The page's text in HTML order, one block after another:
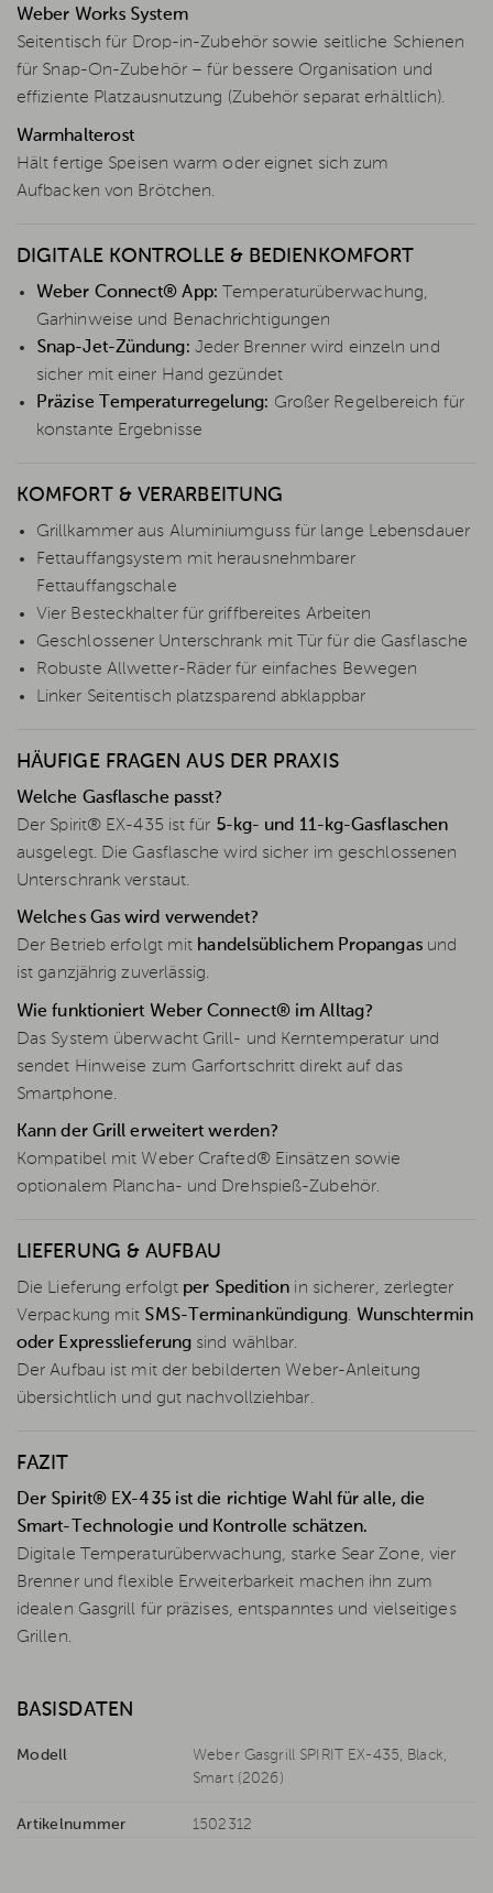
Weber Works System
Seitentisch für Drop-in-Zubehör sowie seitliche Schienen
für Snap-On-Zubehör – für bessere Organisation und
effiziente Platzausnutzung (Zubehör separat erhältlich).
Warmhalterost
Hält fertige Speisen warm oder eignet sich zum
Aufbacken von Brötchen.
DIGITALE KONTROLLE & BEDIENKOMFORT
Weber Connect® App: Temperaturüberwachung,
Garhinweise und Benachrichtigungen
Snap-Jet-Zündung: Jeder Brenner wird einzeln und
sicher mit einer Hand gezündet
Präzise Temperaturregelung: Großer Regelbereich für
konstante Ergebnisse
KOMFORT & VERARBEITUNG
Grillkammer aus Aluminiumguss für lange Lebensdauer
Fettauffangsystem mit herausnehmbarer
Fettauffangschale
Vier Besteckhalter für griffbereites Arbeiten
Geschlossener Unterschrank mit Tür für die Gasflasche
Robuste Allwetter-Räder für einfaches Bewegen
Linker Seitentisch platzsparend abklappbar
HÄUFIGE FRAGEN AUS DER PRAXIS
Welche Gasflasche passt?
Der Spirit® EX-435 ist für 5-kg- und 11-kg-Gasflaschen
ausgelegt. Die Gasflasche wird sicher im geschlossenen
Unterschrank verstaut.
Welches Gas wird verwendet?
Der Betrieb erfolgt mit handelsüblichem Propangasund
ist ganzjährig zuverlässig.
Wie funktioniert Weber Connect® im Alltag?
Das System überwacht Grill- und Kerntemperatur und
sendet Hinweise zum Garfortschritt direkt auf das
Smartphone.
Kann der Grill erweitert werden?
Kompatibel mit Weber Crafted® Einsätzen sowie
optionalem Plancha- und Drehspieß-Zubehör.
LIEFERUNG & AUFBAU
Die Lieferung erfolgt per Spedition in sicherer, zerlegter
Verpackung mit SMS-Terminankündigung. Wunschtermin
oder Expresslieferung sind wählbar.
Der Aufbau ist mit der bebilderten Weber-Anleitung
übersichtlich und gut nachvollziehbar.
FAZIT
Der Spirit® EX-435 ist die richtige Wahl für alle, die
Smart-Technologie und Kontrolle schätzen.
Digitale Temperaturüberwachung, starke Sear Zone, vier
Brenner und flexible Erweiterbarkeit machen ihn zum
idealen Gasgrill für präzises, entspanntes und vielseitiges
Grillen.
BASISDATEN
Modell
Weber Gasgrill SPIRIT EX-435, Black,
Smart (2026)
Artikelnummer 1502312